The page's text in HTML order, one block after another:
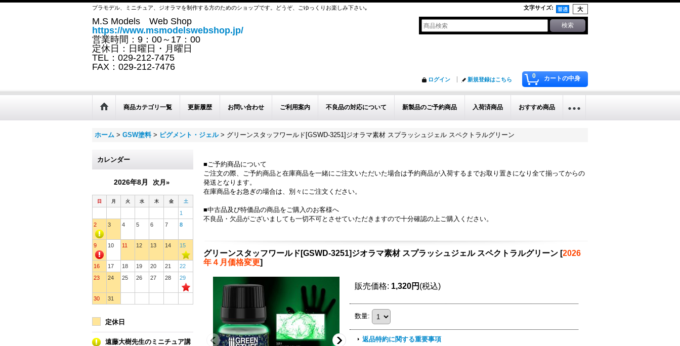
プラモデル、ミニチュア、ジオラマを制作する方のためのショップです。どうぞ、ごゆっくりお楽しみ下さい｡ 文字サイズ:
M.S Models Web Shop
https://www.msmodelswebshop.jp/
営業時間：9：00～17：00
定休日：日曜日・月曜日
TEL：029-212-7475
FAX：029-212-7476
0 カートの中身
ログイン 新規登録はこちら
商品カテゴリ一覧 更新履歴 お問い合わせ ご利用案内 不良品の対応について 新製品のご予約商品 入荷済商品 おすすめ商品
ホーム > GSW塗料 > ピグメント・ジェル > グリーンスタッフワールド[GSWD-3251]ジオラマ素材 スプラッシュジェル スペクトラルグリーン
カレンダー
2026年8月 次月»
日 月 火 水 木 金 土
1
2
3 4 5 6 7 8
9 10 11 12 13 14 15
16 17 18 19 20 21
22
23
24 25 26 27 28 29
30 31
定休日
遠藤大樹先生のミニチュア講
■ご予約商品について
ご注文の際、ご予約商品と在庫商品を一緒にご注文いただいた場合は予約商品が入荷するまでお取り置きになり全て揃ってからの
発送となります。
在庫商品をお急ぎの場合は、別々にご注文ください。
■中古品及び特価品の商品をご購入のお客様へ
不良品・欠品がございましても一切不可とさせていただきますので十分確認の上ご購入ください。
グリーンスタッフワールド[GSWD-3251]ジオラマ素材 スプラッシュジェル スペクトラルグリーン [2026
年４月価格変更]
販売価格: 1,320円 (税込)
数量:
返品特約に関する重要事項